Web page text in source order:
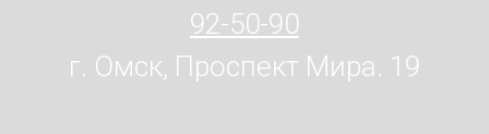
92-50-90
г. Омск, Проспект Мира. 19